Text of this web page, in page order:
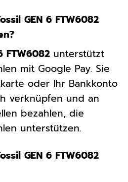
GEN 6 FTW6082
FTW6082 unterstützt
mit Google Pay. Sie
oder Ihr Bankkonto
verknüpfen und an
bezahlen, die
unterstützen.
GEN 6 FTW6082